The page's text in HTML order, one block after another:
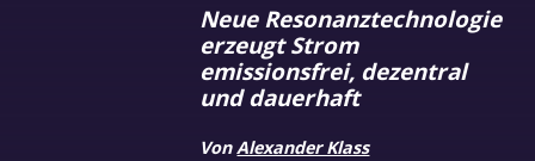
Neue Resonanztechnologie
erzeugt Strom
emissionsfrei, dezentral
und dauerhaft
VonAlexander Klass